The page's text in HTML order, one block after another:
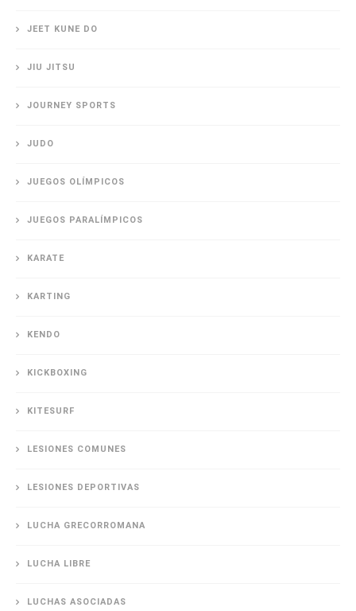
JEET KUNE DO
JIU JITSU
JOURNEY SPORTS
JUDO
JUEGOS OLÍMPICOS
JUEGOS PARALÍMPICOS
KARATE
KARTING
KENDO
KICKBOXING
KITESURF
LESIONES COMUNES
LESIONES DEPORTIVAS
LUCHA GRECORROMANA
LUCHA LIBRE
LUCHAS ASOCIADAS